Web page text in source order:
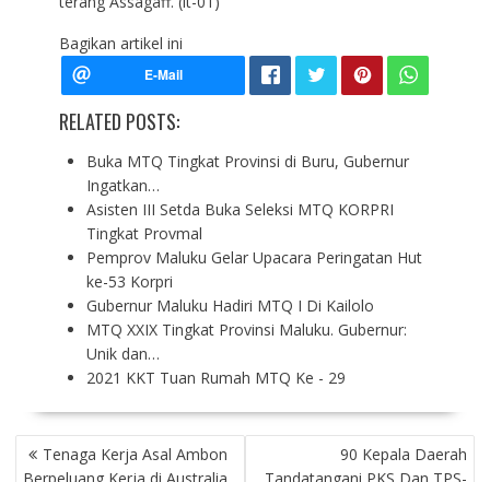
Bagikan artikel ini
RELATED POSTS:
Buka MTQ Tingkat Provinsi di Buru, Gubernur
Ingatkan…
Asisten III Setda Buka Seleksi MTQ KORPRI
Tingkat Provmal
Pemprov Maluku Gelar Upacara Peringatan Hut
ke-53 Korpri
Gubernur Maluku Hadiri MTQ I Di Kailolo
MTQ XXIX Tingkat Provinsi Maluku. Gubernur:
Unik dan…
2021 KKT Tuan Rumah MTQ Ke - 29
P
O
Tenaga Kerja Asal Ambon
90 Kepala Daerah